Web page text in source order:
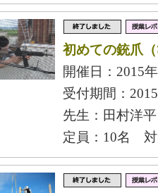
初めての銃爪
開催日：2015
受付期間：
先生：田村洋
定員：10名 対